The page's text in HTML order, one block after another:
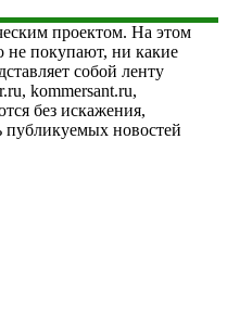
проектом. На этом
не покупают, ни какие
собой ленту
kommersant.ru,
без искажения,
публикуемых новостей